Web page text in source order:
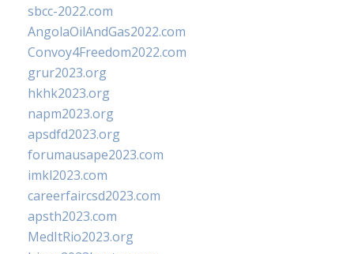
sbcc-2022.com
AngolaOilAndGas2022.com
Convoy4Freedom2022.com
grur2023.org
hkhk2023.org
napm2023.org
apsdfd2023.org
forumausape2023.com
imkl2023.com
careerfaircsd2023.com
apsth2023.com
MedItRio2023.org